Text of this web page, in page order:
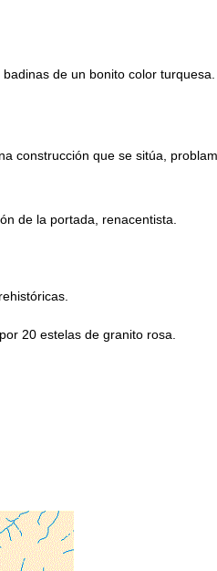
de un bonito color turquesa.
construcción que se sitúa,
de la portada, renacentista.
20 estelas de granito rosa.